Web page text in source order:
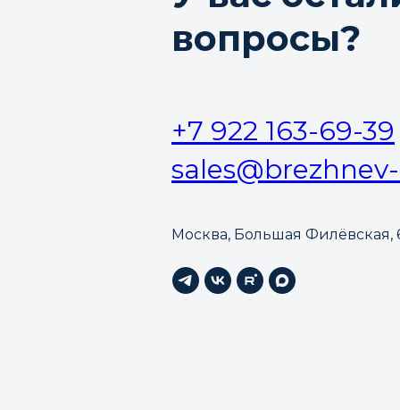
вопросы?
+7 922 163-69-39
Москва, Большая Филёвская,